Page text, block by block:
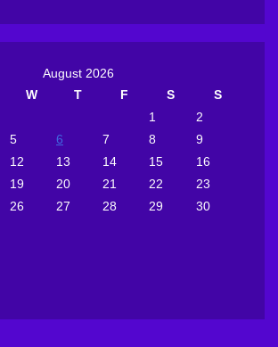
August 2026
W T F S
S
1
2
5 6 7 8
9
12 13 14 15
16
19 20 21 22
23
26 27 28 29
30